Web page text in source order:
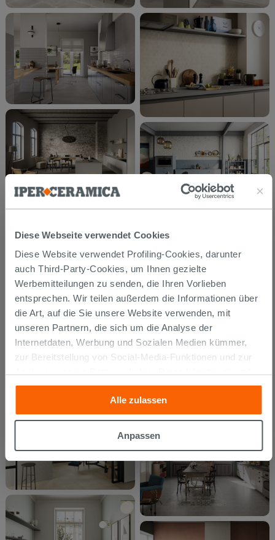
Diese Webseite verwendet Cookies
Diese Website verwendet Profiling-Cookies, darunter
auch Third-Party-Cookies, um Ihnen gezielte
Werbemitteilungen zu senden, die Ihren Vorlieben
entsprechen. Wir teilen außerdem die Informationen über
die Art, auf die Sie unsere Website verwenden, mit
unseren Partnern, die sich um die Analyse der
Internetdaten, Werbung und Sozialen Medien kümmer,
zur Bereitstellung von Social-Media-Funktionen und zur
anderen Informationen, die Sie ihnen geliefert haben oder
die sie aufgrund Ihrer Verwendung ihrer Dienste
gesammelt haben, kombinieren. Falls Sie mehr wissen
möchten oder Ihre Zustimmung zu allen oder einigen
Zustimmung kann durch Klicken auf die Schaltfläche
„Cookies akzeptieren“ gegeben werden. Wenn Sie auf
die Schaltfläche "X" klicken, können Sie das Surfen erst
nach der Installation der technischen Cookies fortsetzen.
Alle zulassen
Anpassen